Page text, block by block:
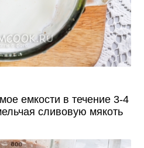
емкости в течение 3-4
сливовую мякоть